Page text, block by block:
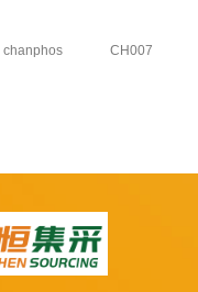
chanphos CH007